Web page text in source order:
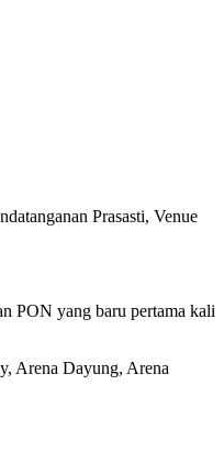
Prasasti, Venue
PON yang baru pertama kali
Arena Dayung, Arena